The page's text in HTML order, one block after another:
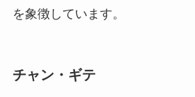
を象徴しています。
チャン・ギテ